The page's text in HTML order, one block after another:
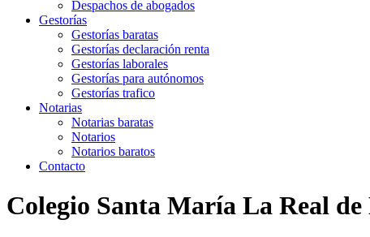
Despachos de abogados
Gestorías
Gestorías baratas
Gestorías declaración renta
Gestorías laborales
Gestorías para autónomos
Gestorías trafico
Notarias
Notarias baratas
Notarios
Notarios baratos
Contacto
Colegio Santa María La Real